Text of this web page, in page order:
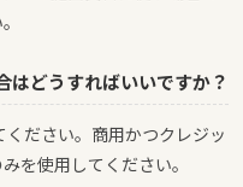
はどうすればいいですか？
ださい。商用かつクレジッ
を使用してください。